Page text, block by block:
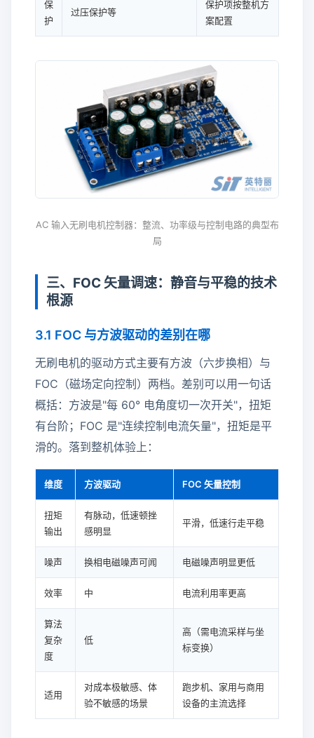
保
护
过压保护等
保护项按整机方
案配置
AC 输入无刷电机控制器：整流、功率级与控制电路的典型布
局
三、FOC 矢量调速：静音与平稳的技术
根源
3.1 FOC 与方波驱动的差别在哪
无刷电机的驱动方式主要有方波（六步换相）与
FOC（磁场定向控制）两档。差别可以用一句话
概括：方波是"每 60° 电角度切一次开关"，扭矩
有台阶；FOC 是"连续控制电流矢量"，扭矩是平
滑的。落到整机体验上：
维度 方波驱动 FOC 矢量控制
扭矩
输出
有脉动，低速顿挫
感明显
平滑，低速行走平稳
噪声 换相电磁噪声可闻 电磁噪声明显更低
效率 中 电流利用率更高
算法
复杂
度
低
高（需电流采样与坐
标变换）
适用
对成本极敏感、体
验不敏感的场景
跑步机、家用与商用
设备的主流选择